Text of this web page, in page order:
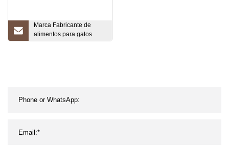
Marca Fabricante de
alimentos para gatos
Venta al por mayor Gluten